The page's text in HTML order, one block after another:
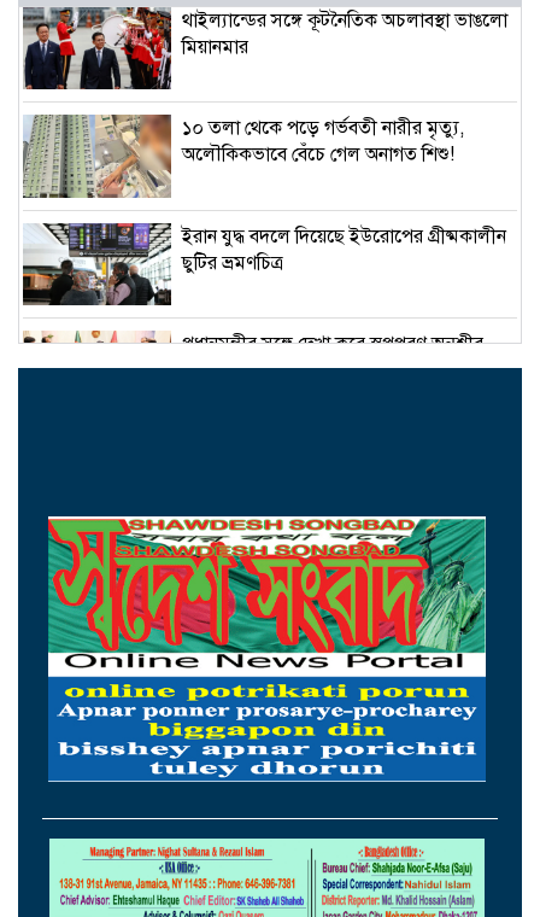
থাইল্যান্ডের সঙ্গে কূটনৈতিক অচলাবস্থা ভাঙলো
মিয়ানমার
১০ তলা থেকে পড়ে গর্ভবতী নারীর মৃত্যু,
অলৌকিকভাবে বেঁচে গেল অনাগত শিশু!
ইরান যুদ্ধ বদলে দিয়েছে ইউরোপের গ্রীষ্মকালীন
ছুটির ভ্রমণচিত্র
প্রধানমন্ত্রীর সঙ্গে দেখা করে স্বপ্নপূরণ অনুশ্রীর,
মিলল হারমোনিয়াম উপহার
ওমানের সঙ্গে চুক্তি হলেও এখনই খুলছে না
হরমুজ, ঘোষণা ইরানের
আগস্টের প্রথম ৫ দিনে রেমিট্যান্স এলো ৬০
কোটি ২০ লাখ ডলার
থাইল্যান্ডের সঙ্গে কূটনৈতিক অচলাবস্থা ভাঙলো
সচিবালয়ে জনপ্রশাসন বিষয়ক উপদেষ্টা,
আমলাতান্ত্রিক জটিলতা পরিহার করে দ্রুত